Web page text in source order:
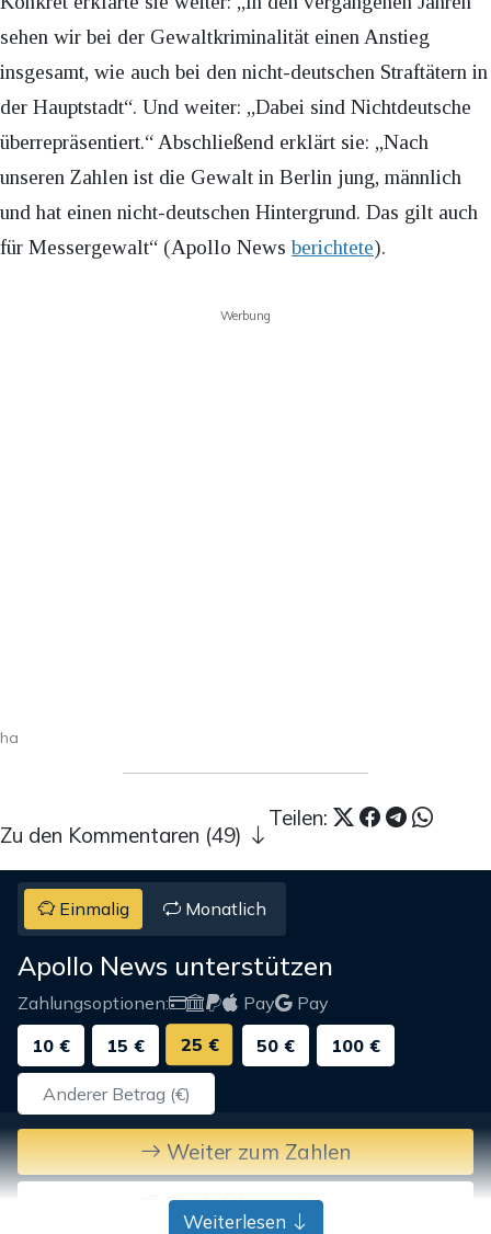
sehen wir bei der Gewaltkriminalität einen Anstieg
insgesamt, wie auch bei den nicht-deutschen Straftätern in
der Hauptstadt“. Und weiter: „Dabei sind Nichtdeutsche
überrepräsentiert.“ Abschließend erklärt sie: „Nach
unseren Zahlen ist die Gewalt in Berlin jung, männlich
und hat einen nicht-deutschen Hintergrund. Das gilt auch
für Messergewalt“ (Apollo Newsberichtete).
Werbung
ha
Teilen:
Zu den Kommentaren (49)
Einmalig Monatlich
Apollo News unterstützen
Zahlungsoptionen: Pay
Pay
10 €
15 € 25 € 50 € 100 €
Weiter zum Zahlen
Bank-Überweisung
Weiterlesen